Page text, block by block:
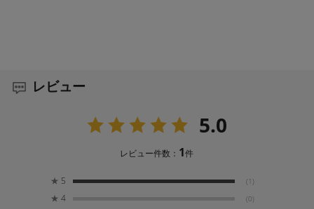
レビュー
5.0
レビュー件数： 1件
★ 5 (1)
★ 4 (0)